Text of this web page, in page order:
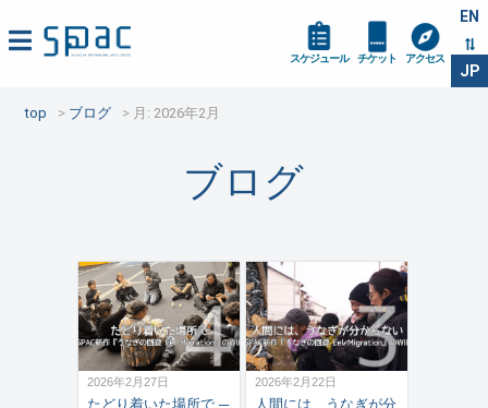
EN
JP
スケジュール チケット アクセス
top ブログ 月: 2026年2月
ブログ
2026年2月27日
たどり着いた場所で ─
2026年2月22日
人間には、うなぎが分